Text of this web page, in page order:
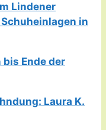
Lindener
in
Ende der
Laura K.